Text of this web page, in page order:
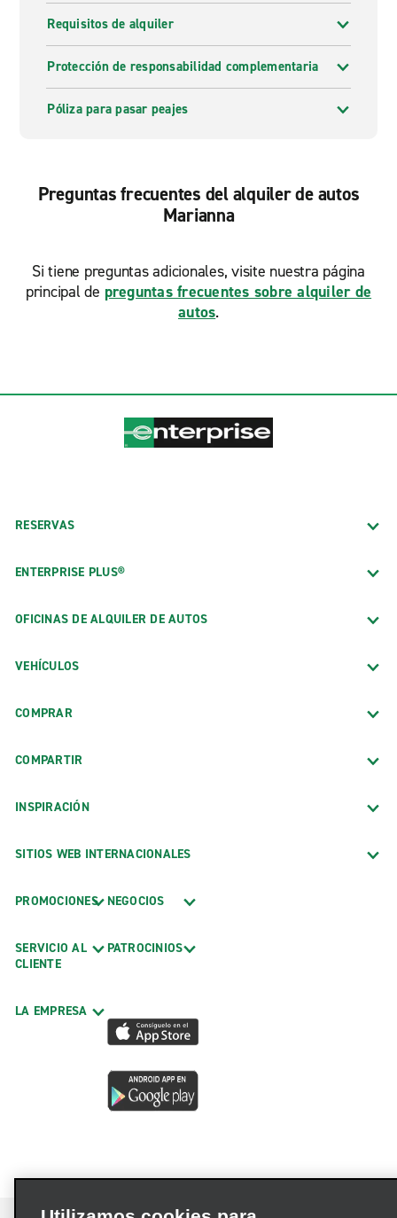
Requisitos de alquiler
Protección de responsabilidad complementaria
Póliza para pasar peajes
Preguntas frecuentes del alquiler de autos
Marianna
Si tiene preguntas adicionales, visite nuestra página
principal de preguntas frecuentes sobre alquiler de
autos.
RESERVAS
ENTERPRISE PLUS®
OFICINAS DE ALQUILER DE AUTOS
VEHÍCULOS
COMPRAR
COMPARTIR
INSPIRACIÓN
SITIOS WEB INTERNACIONALES
PROMOCIONES
SERVICIO AL
CLIENTE
LA EMPRESA
NEGOCIOS
PATROCINIOS